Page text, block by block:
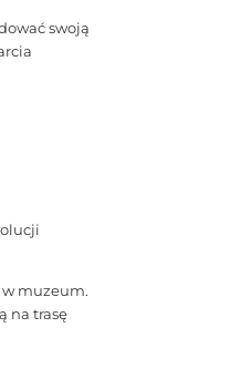
swoją
muzeum.
na trasę